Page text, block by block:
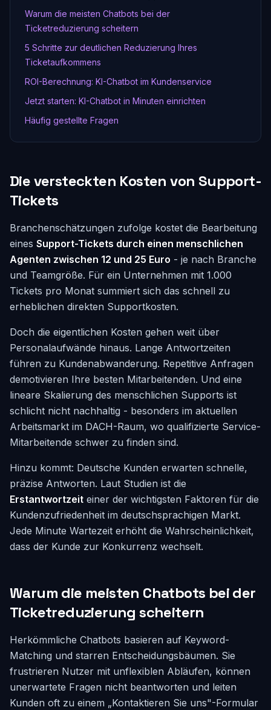
Warum die meisten Chatbots bei der
Ticketreduzierung scheitern
5 Schritte zur deutlichen Reduzierung Ihres
Ticketaufkommens
ROI-Berechnung: KI-Chatbot im Kundenservice
Jetzt starten: KI-Chatbot in Minuten einrichten
Häufig gestellte Fragen
Die versteckten Kosten von Support-
Tickets
Branchenschätzungen zufolge kostet die Bearbeitung
eines Support-Tickets durch einen menschlichen
Agenten zwischen 12 und 25 Euro - je nach Branche
und Teamgröße. Für ein Unternehmen mit 1.000
Tickets pro Monat summiert sich das schnell zu
erheblichen direkten Supportkosten.
Doch die eigentlichen Kosten gehen weit über
Personalaufwände hinaus. Lange Antwortzeiten
führen zu Kundenabwanderung. Repetitive Anfragen
demotivieren Ihre besten Mitarbeitenden. Und eine
lineare Skalierung des menschlichen Supports ist
schlicht nicht nachhaltig - besonders im aktuellen
Arbeitsmarkt im DACH-Raum, wo qualifizierte Service-
Mitarbeitende schwer zu finden sind.
Hinzu kommt: Deutsche Kunden erwarten schnelle,
präzise Antworten. Laut Studien ist die
Erstantwortzeit einer der wichtigsten Faktoren für die
Kundenzufriedenheit im deutschsprachigen Markt.
Jede Minute Wartezeit erhöht die Wahrscheinlichkeit,
dass der Kunde zur Konkurrenz wechselt.
Warum die meisten Chatbots bei der
Ticketreduzierung scheitern
Herkömmliche Chatbots basieren auf Keyword-
Matching und starren Entscheidungsbäumen. Sie
frustrieren Nutzer mit unflexiblen Abläufen, können
unerwartete Fragen nicht beantworten und leiten
Kunden oft zu einem „Kontaktieren Sie uns"-Formular